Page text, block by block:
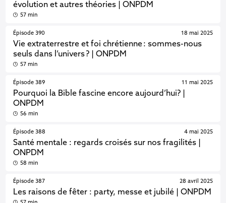
évolution et autres théories | ONPDM
57 min
Épisode 390
Vie extraterrestre et foi chrétienne : sommes-nous
seuls dans l’univers ? | ONPDM
18 mai 2025
57 min
Épisode 389
Pourquoi la Bible fascine encore aujourd’hui? |
ONPDM
11 mai 2025
56 min
Épisode 388
Santé mentale : regards croisés sur nos fragilités |
ONPDM
4 mai 2025
58 min
Épisode 387
Les raisons de fêter : party, messe et jubilé | ONPDM
28 avril 2025